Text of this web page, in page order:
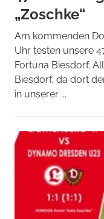
„Zoschke“
Am kommenden
Uhr testen unsere
Fortuna Biesdorf.
Biesdorf, da dort
in unserer ...